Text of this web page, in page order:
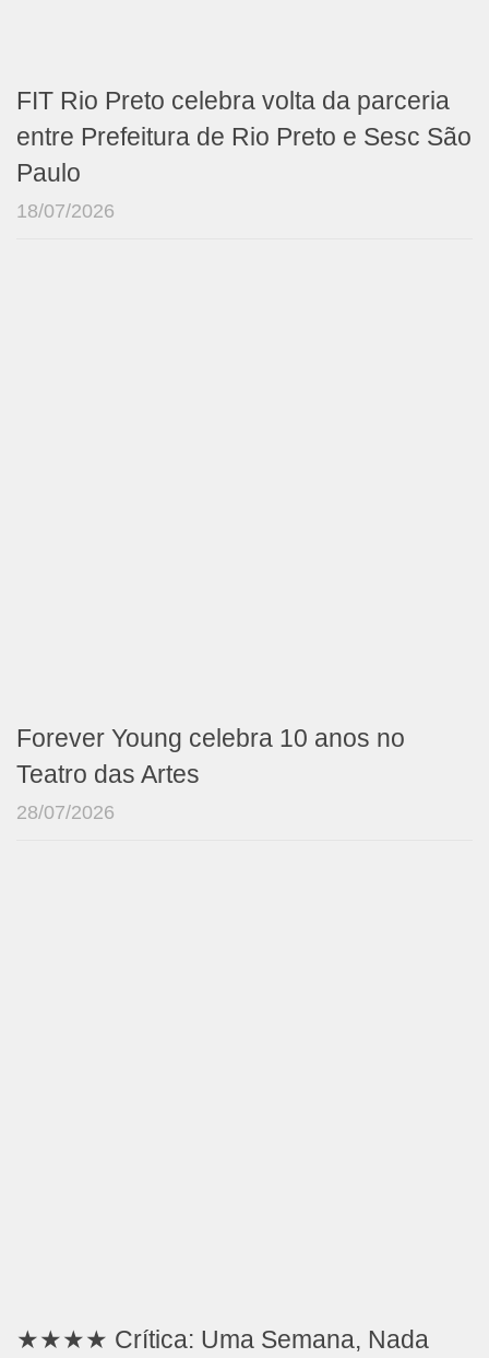
FIT Rio Preto celebra volta da parceria
entre Prefeitura de Rio Preto e Sesc São
Paulo
18/07/2026
Forever Young celebra 10 anos no
Teatro das Artes
28/07/2026
★★★★ Crítica: Uma Semana, Nada